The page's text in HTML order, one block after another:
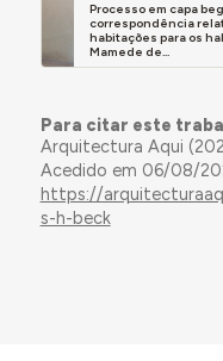
Processo em capa
correspondência
habitações para os
Mamede de...
Para citar este
Arquitectura Aqui
Acedido em 06/08/
https://
s-h-beck